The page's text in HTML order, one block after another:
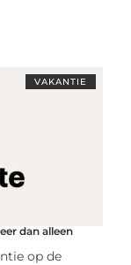
VAKANTIE
dan alleen
op de